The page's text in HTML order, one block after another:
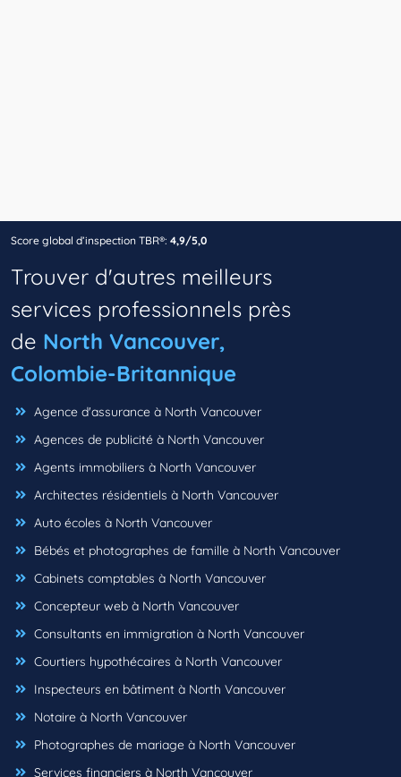
Score global d’inspection TBR®: 4,9/5,0
Trouver d'autres meilleurs
services professionnels près
de North Vancouver,
Colombie-Britannique
Agence d'assurance à North Vancouver
Agences de publicité à North Vancouver
Agents immobiliers à North Vancouver
Architectes résidentiels à North Vancouver
Auto écoles à North Vancouver
Bébés et photographes de famille à North Vancouver
Cabinets comptables à North Vancouver
Concepteur web à North Vancouver
Consultants en immigration à North Vancouver
Courtiers hypothécaires à North Vancouver
Inspecteurs en bâtiment à North Vancouver
Notaire à North Vancouver
Photographes de mariage à North Vancouver
Services financiers à North Vancouver